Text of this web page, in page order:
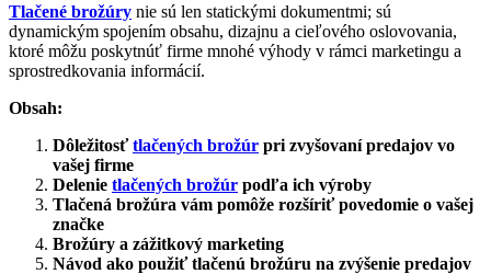
Tlačené brožúry nie sú len statickými dokumentmi; sú
dynamickým spojením obsahu, dizajnu a cieľového oslovovania,
ktoré môžu poskytnúť firme mnohé výhody v rámci marketingu a
sprostredkovania informácií.
Obsah:
Dôležitosťtlačených brožúr pri zvyšovaní predajov vo
vašej firme
Delenie tlačených brožúr podľa ich výroby
Tlačená brožúra vám pomôže rozšíriť povedomie o vašej
značke
Brožúry a zážitkový marketing
Návod ako použiť tlačenú brožúru na zvýšenie predajov